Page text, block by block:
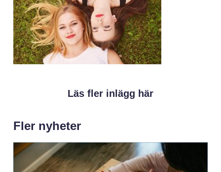
Läs fler inlägg här
Fler nyheter